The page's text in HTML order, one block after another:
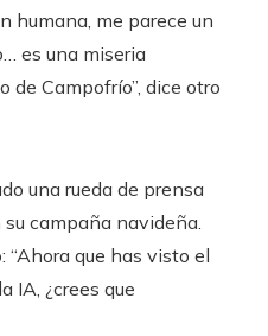
humana, me parece un
es una miseria
de Campofrío”, dice otro
una rueda de prensa
campaña navideña.
que has visto el
IA, ¿crees que